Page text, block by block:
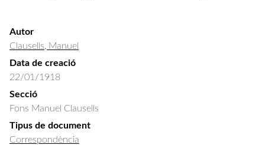
Autor
Clausells, Manuel
Data de creació
22/01/1918
Secció
Fons Manuel Clausells
Tipus de document
Correspondència